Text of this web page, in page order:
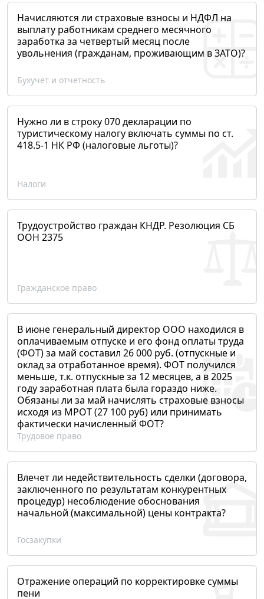
Начисляются ли страховые взносы и НДФЛ на
выплату работникам среднего месячного
заработка за четвертый месяц после
увольнения (гражданам, проживающим в ЗАТО)?
Бухучет и отчетность
Нужно ли в строку 070 декларации по
туристическому налогу включать суммы по ст.
418.5-1 НК РФ (налоговые льготы)?
Налоги
Трудоустройство граждан КНДР. Резолюция СБ
ООН 2375
Гражданское право
В июне генеральный директор ООО находился в
оплачиваемым отпуске и его фонд оплаты труда
(ФОТ) за май составил 26 000 руб. (отпускные и
оклад за отработанное время). ФОТ получился
меньше, т.к. отпускные за 12 месяцев, а в 2025
году заработная плата была гораздо ниже.
Обязаны ли за май начислять страховые взносы
исходя из МРОТ (27 100 руб) или принимать
фактически начисленный ФОТ?
Трудовое право
Влечет ли недействительность сделки (договора,
заключенного по результатам конкурентных
процедур) несоблюдение обоснования
начальной (максимальной) цены контракта?
Госзакупки
Отражение операций по корректировке суммы
пени